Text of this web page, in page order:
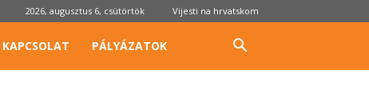
2026, augusztus 6, csütörtök Vijesti na hrvatskom
KAPCSOLAT PÁLYÁZATOK